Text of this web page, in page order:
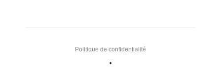
•
Politique de confidentialité